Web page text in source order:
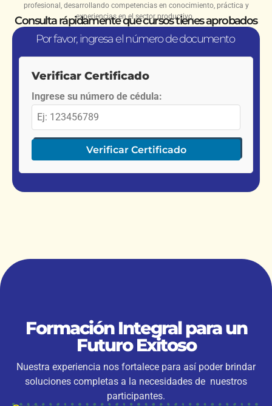
profesional, desarrollando competencias en conocimiento, práctica y
experiencias en el sector productivo.
Consulta rápidamente que cursos tienes aprobados
Por favor, ingresa el número de documento
Verificar Certificado
Ingrese su número de cédula:
Verificar Certificado
Formación Integral para un
Futuro Exitoso
Nuestra experiencia nos fortalece para así poder brindar
soluciones completas a la necesidades de nuestros
participantes.